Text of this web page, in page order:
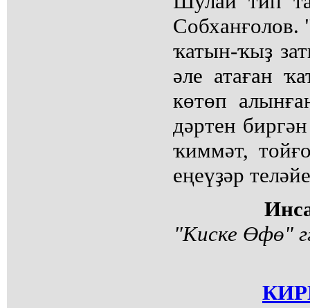
Собханғолов.
ҡатын-ҡыҙ
әле атаған
көтөп
дәртен
ҡиммәт,
еңеүҙәр
"Киске Өфө"